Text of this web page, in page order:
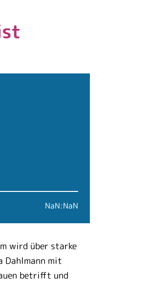
NaN:NaN
wird über starke
Dahlmann mit
betrifft und